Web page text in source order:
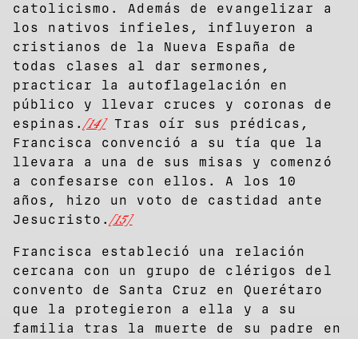
catolicismo. Además de evangelizar a
los nativos infieles, influyeron a
cristianos de la Nueva España de
todas clases al dar sermones,
practicar la autoflagelación en
público y llevar cruces y coronas de
espinas.[14]Tras oír sus prédicas,
Francisca convenció a su tía que la
llevara a una de sus misas y comenzó
a confesarse con ellos. A los 10
años, hizo un voto de castidad ante
Jesucristo.[15]
Francisca estableció una relación
cercana con un grupo de clérigos del
convento de Santa Cruz en Querétaro
que la protegieron a ella y a su
familia tras la muerte de su padre en